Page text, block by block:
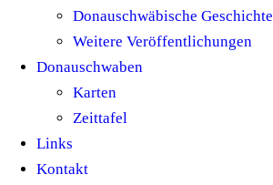
Donauschwäbische Geschichte
Weitere Veröffentlichungen
Donauschwaben
Karten
Zeittafel
Links
Kontakt